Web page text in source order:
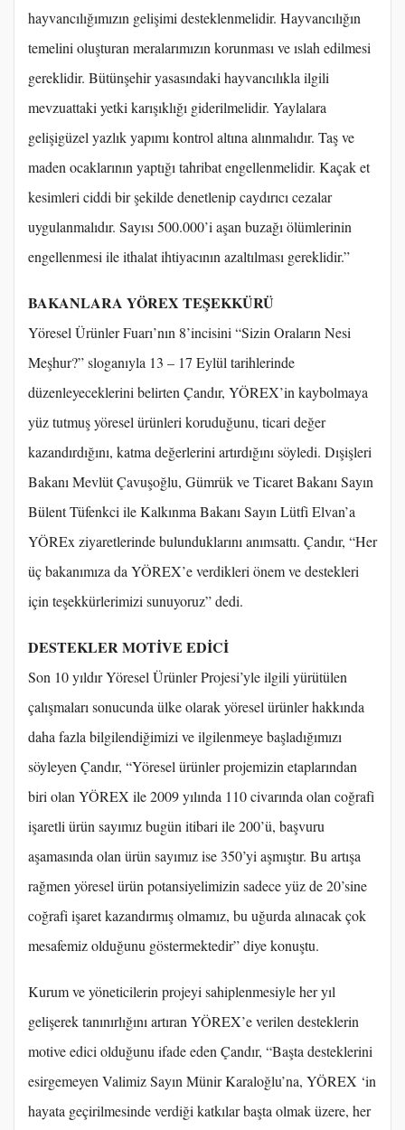
hayvancılığımızın gelişimi desteklenmelidir. Hayvancılığın
temelini oluşturan meralarımızın korunması ve ıslah edilmesi
gereklidir. Bütünşehir yasasındaki hayvancılıkla ilgili
mevzuattaki yetki karışıklığı giderilmelidir. Yaylalara
gelişigüzel yazlık yapımı kontrol altına alınmalıdır. Taş ve
maden ocaklarının yaptığı tahribat engellenmelidir. Kaçak et
kesimleri ciddi bir şekilde denetlenip caydırıcı cezalar
uygulanmalıdır. Sayısı 500.000’i aşan buzağı ölümlerinin
engellenmesi ile ithalat ihtiyacının azaltılması gereklidir.”
BAKANLARA YÖREX TEŞEKKÜRÜ
Yöresel Ürünler Fuarı’nın 8’incisini “Sizin Oraların Nesi
Meşhur?” sloganıyla 13 – 17 Eylül tarihlerinde
düzenleyeceklerini belirten Çandır, YÖREX’in kaybolmaya
yüz tutmuş yöresel ürünleri koruduğunu, ticari değer
kazandırdığını, katma değerlerini artırdığını söyledi. Dışişleri
Bakanı Mevlüt Çavuşoğlu, Gümrük ve Ticaret Bakanı Sayın
Bülent Tüfenkci ile Kalkınma Bakanı Sayın Lütfi Elvan’a
YÖREx ziyaretlerinde bulunduklarını anımsattı. Çandır, “Her
üç bakanımıza da YÖREX’e verdikleri önem ve destekleri
için teşekkürlerimizi sunuyoruz” dedi.
DESTEKLER MOTİVE EDİCİ
Son 10 yıldır Yöresel Ürünler Projesi’yle ilgili yürütülen
çalışmaları sonucunda ülke olarak yöresel ürünler hakkında
daha fazla bilgilendiğimizi ve ilgilenmeye başladığımızı
söyleyen Çandır, “Yöresel ürünler projemizin etaplarından
biri olan YÖREX ile 2009 yılında 110 civarında olan coğrafi
işaretli ürün sayımız bugün itibari ile 200’ü, başvuru
aşamasında olan ürün sayımız ise 350’yi aşmıştır. Bu artışa
rağmen yöresel ürün potansiyelimizin sadece yüz de 20’sine
coğrafi işaret kazandırmış olmamız, bu uğurda alınacak çok
mesafemiz olduğunu göstermektedir” diye konuştu.
Kurum ve yöneticilerin projeyi sahiplenmesiyle her yıl
gelişerek tanınırlığını artıran YÖREX’e verilen desteklerin
motive edici olduğunu ifade eden Çandır, “Başta desteklerini
esirgemeyen Valimiz Sayın Münir Karaloğlu’na, YÖREX ‘in
hayata geçirilmesinde verdiği katkılar başta olmak üzere, her